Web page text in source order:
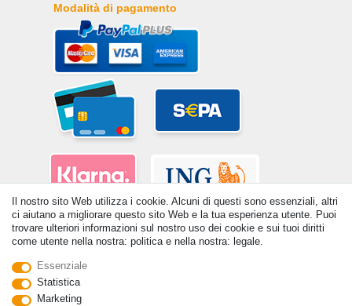
Il nostro sito Web utilizza i cookie. Alcuni di questi sono essenziali, altri
ci aiutano a migliorare questo sito Web e la tua esperienza utente. Puoi
trovare ulteriori informazioni sul nostro uso dei cookie e sui tuoi diritti
come utente nella nostra: politica e nella nostra: legale.
Essenziale
Statistica
Marketing
Modalità di pagamento
© Copyright 2026 | Tutti i diritti riservati. - Tutti i diritti riservati. Prezzi